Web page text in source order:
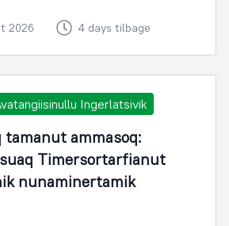
2026 4 days tilbage
Ingerlatsivik
tamanut ammasoq:
Timersortarfianut
nunaminertamik